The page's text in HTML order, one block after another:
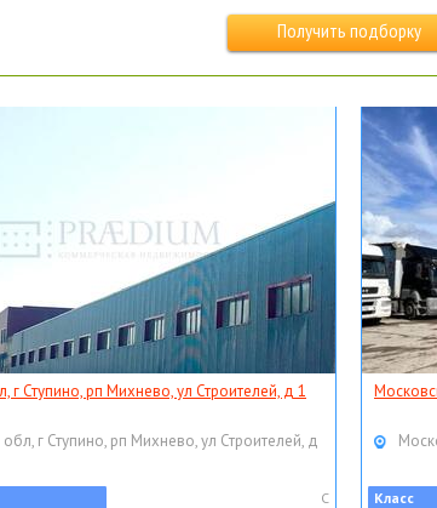
Получить подборку
г Ступино, рп Михнево, ул Строителей, д 1
г Ступино, рп Михнево, ул Строителей, д
C
Класс